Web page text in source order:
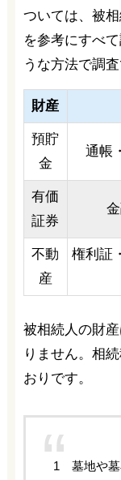
ついては、被
を参考にすべ
うな方法で調査
財産
預貯
金
通帳
有価
証券
不動
産
権利証
被相続人の財
りません。相
おりです。
1 墓地や墓